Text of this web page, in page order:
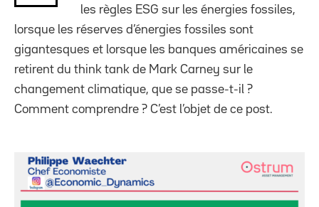
les règles ESG sur les énergies fossiles,
lorsque les réserves d’énergies fossiles sont
gigantesques et lorsque les banques américaines se
retirent du think tank de Mark Carney sur le
changement climatique, que se passe-t-il ?
Comment comprendre ? C’est l’objet de ce post.